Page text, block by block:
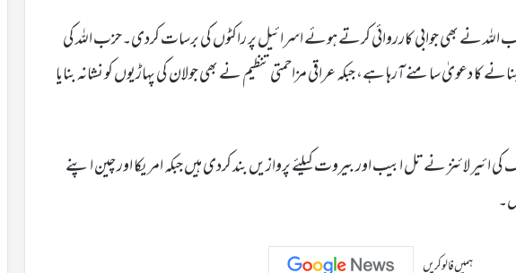
اللہ نے بھی جوابی کارروائی کرتے ہوئے اسرائیل پر راکٹوں کی برسات کردی۔حزب اللہ کی
کا دعویٰ سامنے آرہا ہے، جبکہ عراقی مزاحمتی تنظیم نے بھی جولان کی پہاڑیوں کو نشانہ بنایا
ائیر لائنز نے تل ابیب اور بیروت کیلئے پروازیں بند کردی ہیں جبکہ امریکا اور چین اپنے
ہمیں فالو کریں